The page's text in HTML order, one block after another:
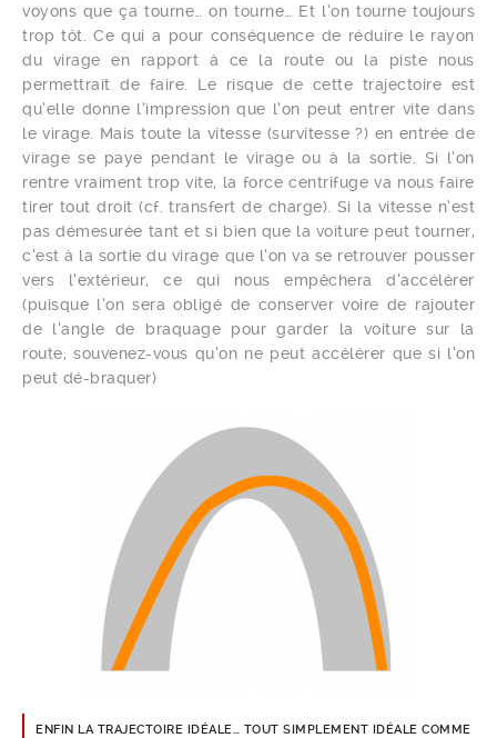
voyons que ça tourne… on tourne… Et l’on tourne toujours
trop tôt. Ce qui a pour conséquence de réduire le rayon
du virage en rapport à ce la route ou la piste nous
permettrait de faire. Le risque de cette trajectoire est
qu’elle donne l’impression que l’on peut entrer vite dans
le virage. Mais toute la vitesse (survitesse ?) en entrée de
virage se paye pendant le virage ou à la sortie. Si l’on
rentre vraiment trop vite, la force centrifuge va nous faire
tirer tout droit (cf. transfert de charge). Si la vitesse n’est
pas démesurée tant et si bien que la voiture peut tourner,
c’est à la sortie du virage que l’on va se retrouver pousser
vers l’extérieur, ce qui nous empêchera d’accélérer
(puisque l’on sera obligé de conserver voire de rajouter
de l’angle de braquage pour garder la voiture sur la
route, souvenez-vous qu’on ne peut accélérer que si l’on
peut dé-braquer)
ENFIN LA TRAJECTOIRE IDÉALE… TOUT SIMPLEMENT IDÉALE COMME